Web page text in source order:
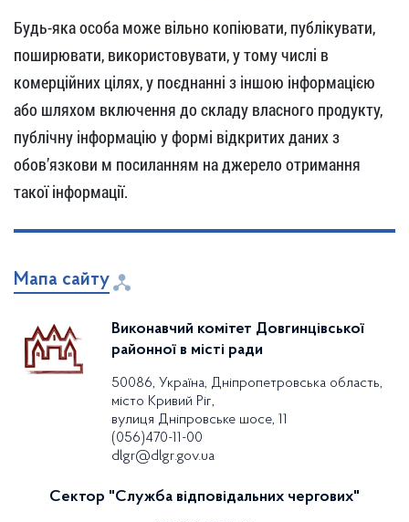
Будь-яка особа може вільно копіювати, публікувати,
поширювати, використовувати, у тому числі в
комерційних цілях, у поєднанні з іншою інформацією
або шляхом включення до складу власного продукту,
публічну інформацію у формі відкритих даних з
обов’язкови м посиланням на джерело отримання
такої інформації.
Мапа сайту
Виконавчий комітет Довгинцівської
районної в місті ради
50086, Україна, Дніпропетровська область,
місто Кривий Ріг,
вулиця Дніпровське шосе, 11
(056)470-11-00
dlgr@dlgr.gov.ua
Сектор "Служба відповідальних чергових"